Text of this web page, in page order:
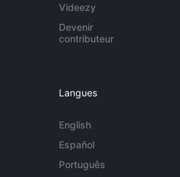
Videezy
Devenir
contributeur
Langues
English
Español
Português